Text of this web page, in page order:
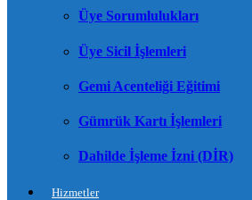
Üye Sorumlulukları
Üye Sicil İşlemleri
Gemi Acenteliği Eğitimi
Gümrük Kartı İşlemleri
Dahilde İşleme İzni (DİR)
Hizmetler